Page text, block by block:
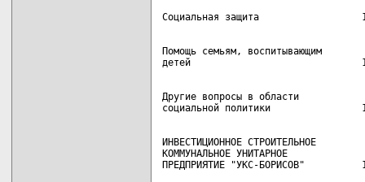
Помощь семьям, воспитывающим
Другие вопросы в области
ИНВЕСТИЦИОННОЕ СТРОИТЕЛЬНОЕ
КОММУНАЛЬНОЕ УНИТАРНОЕ